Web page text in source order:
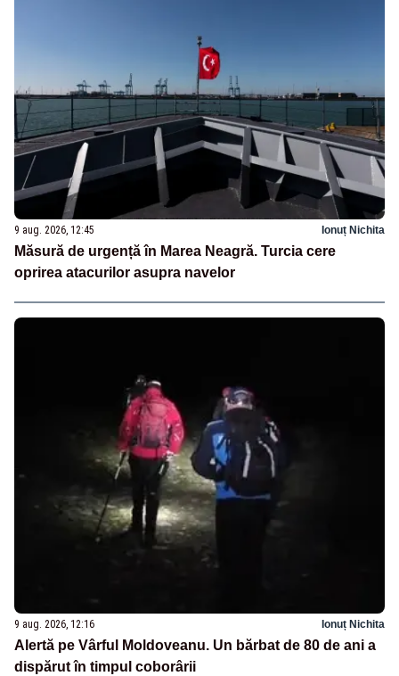
9 aug. 2026, 12:45 Ionuț Nichita
Măsură de urgență în Marea Neagră. Turcia cere
oprirea atacurilor asupra navelor
9 aug. 2026, 12:16 Ionuț Nichita
Alertă pe Vârful Moldoveanu. Un bărbat de 80 de ani a
dispărut în timpul coborârii